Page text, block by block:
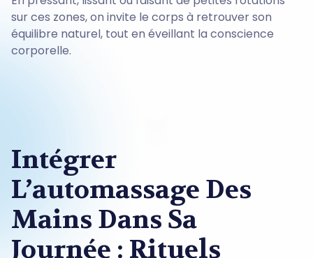
sur ces zones, on invite le corps à retrouver son
équilibre naturel, tout en éveillant la conscience
corporelle.
Intégrer
L’automassage Des
Mains Dans Sa
Journée : Rituels